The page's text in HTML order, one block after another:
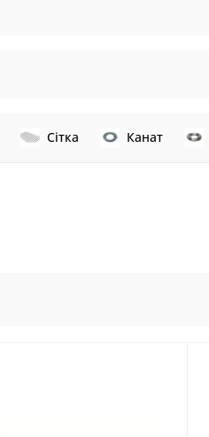
Сітка Канат